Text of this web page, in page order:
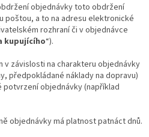
objednávky toto obdržení
poštou, a to na adresu elektronické
rozhraní či v objednávce
kupujícího“).
v závislosti na charakteru objednávky
předpokládané náklady na dopravu)
objednávky (například
objednávky má platnost patnáct dnů.